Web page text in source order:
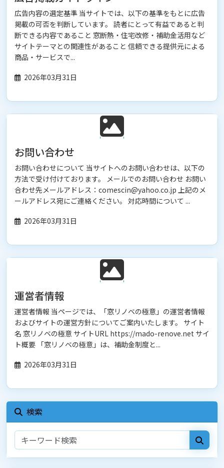
広告内容の選定基準 当サイトでは、以下の基準をもとに広告
掲載の可否を判断しています。 読者にとって有益であると判
断できる内容であること 窓断熱・住宅改修・補助金活用など
サイトテーマとの関連性があること 信頼できる提供元による
商品・サービスで...
2026年03月31日
お問い合わせ
お問い合わせについて 当サイトへのお問い合わせは、以下の
方法で受け付けております。 メールでのお問い合わせ お問い
合わせ先メールアドレス：comescin@yahoo.co.jp 上記のメ
ールアドレス宛にご連絡ください。 対応時間について ...
2026年03月31日
運営者情報
運営者情報 当ページでは、「窓リノベの極意」の運営者情報
およびサイトの運営方針についてご案内いたします。 サイト
名 窓リノベの極意 サイトURL https://mado-renove.net サイ
ト概要 「窓リノベの極意」は、補助金制度と...
2026年03月31日
検索